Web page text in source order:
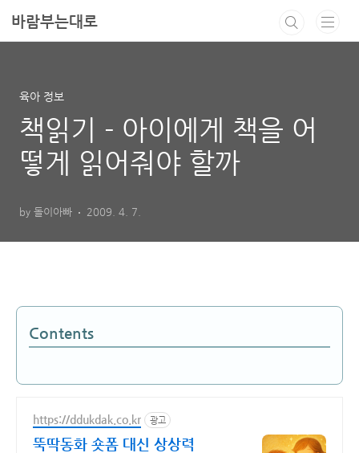
바람부는대로
육아 정보
책읽기 - 아이에게 책을 어
떻게 읽어줘야 할까
by 돌이아빠 2009. 4. 7.
Contents
https://ddukdak.co.kr 광고
뚝딱동화 숏폼 대신 상상력